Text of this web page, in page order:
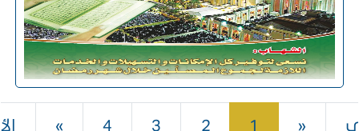
«السابق
1
2
3
4
» التالي